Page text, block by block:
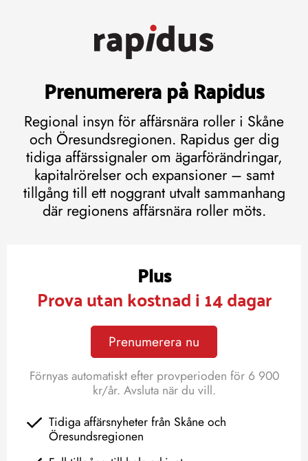
Prenumerera på Rapidus
Regional insyn för affärsnära roller i Skåne
och Öresundsregionen. Rapidus ger dig
tidiga affärssignaler om ägarförändringar,
kapitalrörelser och expansioner – samt
tillgång till ett noggrant utvalt sammanhang
där regionens affärsnära roller möts.
Plus
Prova utan kostnad i 14 dagar
Prenumerera nu
Förnyas automatiskt efter provperioden för 6 900
kr/år. Avsluta när du vill.
Tidiga affärsnyheter från Skåne och
Öresundsregionen